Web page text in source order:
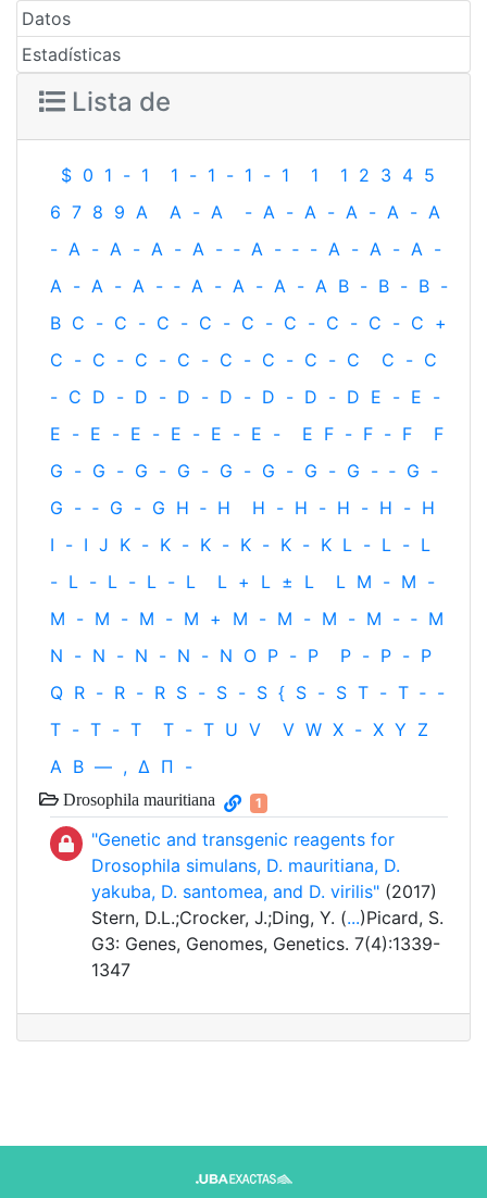
Datos
Estadísticas
Lista de
$ 0 1 - 1 1 - 1 - 1 - 1 1 1 2 3 4 5
6 7 8 9 A A - A - A - A - A - A - A
- A - A - A - A - ‐ A - ‐ - A - A - A -
A - A - A - ‐ A - A - A - A B - B - B -
B C - C - C - C - C - C - C - C - C +
C - C - C - C - C - C - C - C C - C
- C D - D - D - D - D - D - D E - E -
E - E - E - E - E - E - E F - F - F
F
G - G - G - G - G - G - G - G - ‐ G -
G - ‐ G - G H ‐ H H - H - H - H - H
I - I J K - K - K - K - K - K L - L - L
- L - L - L - L L + L ± L L M - M -
M - M - M - M + M - M - M - M - ‐ M
N - N - N - N - N O P - P P - P - P
Q R - R - R S - S - S { S - S T - T ‐ -
T - T - T T - T U V V W X - X Y Z
Α Β — , Δ Π -
Drosophila mauritiana 1
"Genetic and transgenic reagents for
Drosophila simulans, D. mauritiana, D.
yakuba, D. santomea, and D. virilis" (2017)
Stern, D.L.;Crocker, J.;Ding, Y. (...)Picard, S.
G3: Genes, Genomes, Genetics. 7(4):1339-
1347